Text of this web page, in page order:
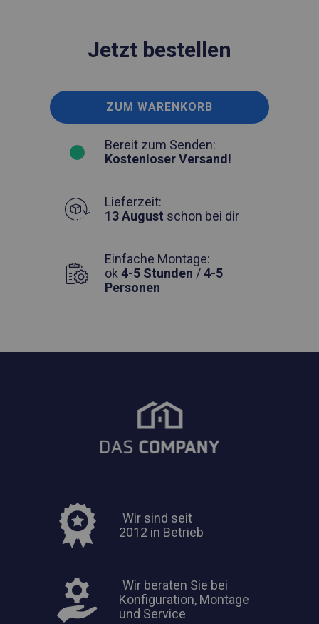
Jetzt bestellen
ZUM WARENKORB
Bereit zum Senden:
Kostenloser Versand!
Lieferzeit:
13 August schon bei dir
Einfache Montage:
ok 4-5 Stunden /4-5
Personen
Wir sind seit
2012 in Betrieb
Wir beraten Sie bei
Konfiguration, Montage
und Service